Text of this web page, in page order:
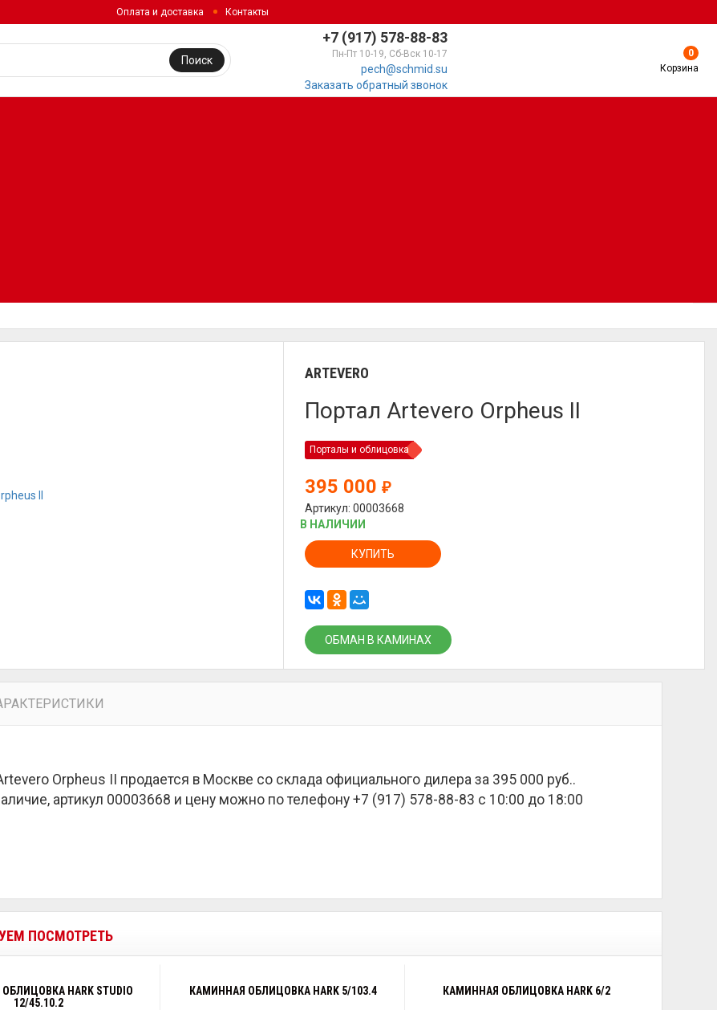
Оплата и доставка Контакты
+7 (917) 578-88-83
Пн-Пт 10-19, Сб-Вск 10-17
pech@schmid.su
Заказать обратный звонок
Поиск
0
Корзина
ARTEVERO
Портал Artevero Orpheus II
Порталы и облицовка
395 000₽
Артикул: 00003668
В НАЛИЧИИ
КУПИТЬ
ОБМАН В КАМИНАХ
Orpheus II продается в Москве со склада официального дилера за 395 000 руб..
артикул 00003668 и цену можно по телефону +7 (917) 578-88-83 с 10:00 до 18:00
ПОСМОТРЕТЬ
HARK STUDIO
12/45.10.2
КАМИННАЯ ОБЛИЦОВКА HARK 5/103.4 КАМИННАЯ ОБЛИЦОВКА HARK 6/2